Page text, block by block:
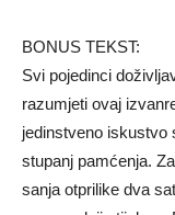
BONUS TEKST:
Svi pojedinci
razumjeti ovaj
jedinstveno iskustvo
stupanj pamćenja.
sanja otprilike dva